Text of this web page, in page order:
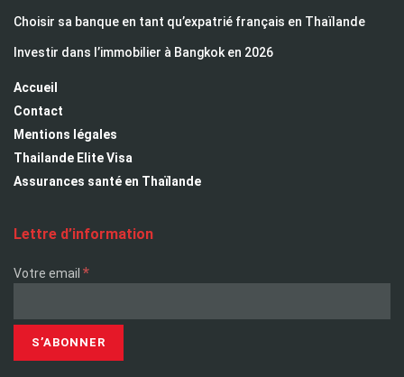
Choisir sa banque en tant qu’expatrié français en Thaïlande
Investir dans l’immobilier à Bangkok en 2026
Accueil
Contact
Mentions légales
Thailande Elite Visa
Assurances santé en Thaïlande
Lettre d’information
Votre email *